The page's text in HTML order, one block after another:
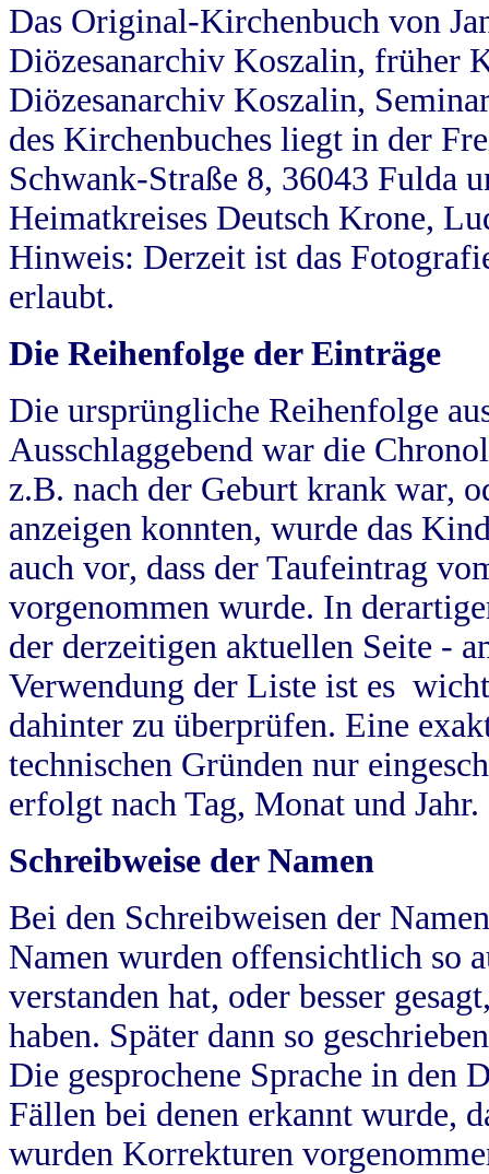
Das Original-Kirchenbuch von
Diözesanarchiv Koszalin, früher
Diözesanarchiv Koszalin,
des Kirchenbuches liegt in der
Schwank-Straße 8, 36043 Fulda
Heimatkreises Deutsch Krone,
Hinweis: Derzeit ist das
erlaubt.
Die Reihenfolge der Einträge
Die ursprüngliche Reihenfolge
Ausschlaggebend war die
z.B. nach der Geburt krank war,
anzeigen konnten, wurde das
auch vor, dass der Taufeintrag
vorgenommen wurde. In
der derzeitigen aktuellen Seite -
Verwendung der Liste ist es
dahinter zu überprüfen. Eine
technischen Gründen nur
erfolgt nach Tag, Monat und Jahr.
Schreibweise der Namen
Bei den Schreibweisen der
Namen wurden offensichtlich so
verstanden hat, oder besser
haben. Später dann so
Die gesprochene Sprache in
Fällen bei denen erkannt wurde,
wurden Korrekturen